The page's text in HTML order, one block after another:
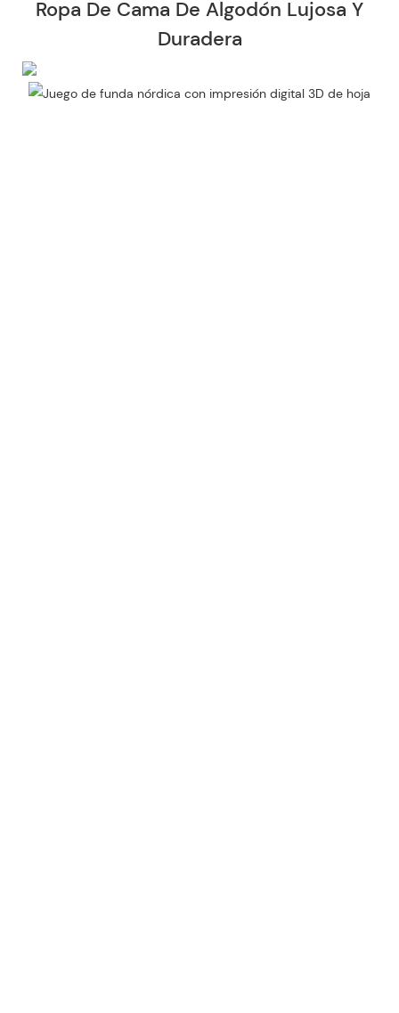
Ropa De Cama De Algodón Lujosa Y
Duradera